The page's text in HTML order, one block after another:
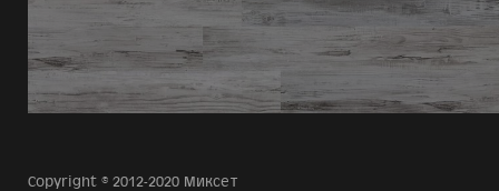
Copyright © 2012-2020 Миксет